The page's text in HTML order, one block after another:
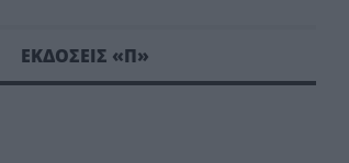
ΕΚΔΟΣΕΙΣ «Π»